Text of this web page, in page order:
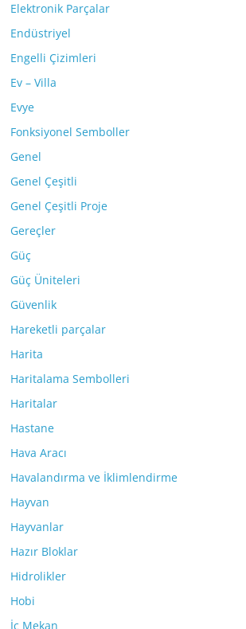
Elektronik Parçalar
Endüstriyel
Engelli Çizimleri
Ev – Villa
Evye
Fonksiyonel Semboller
Genel
Genel Çeşitli
Genel Çeşitli Proje
Gereçler
Güç
Güç Üniteleri
Güvenlik
Hareketli parçalar
Harita
Haritalama Sembolleri
Haritalar
Hastane
Hava Aracı
Havalandırma ve İklimlendirme
Hayvan
Hayvanlar
Hazır Bloklar
Hidrolikler
Hobi
İç Mekan